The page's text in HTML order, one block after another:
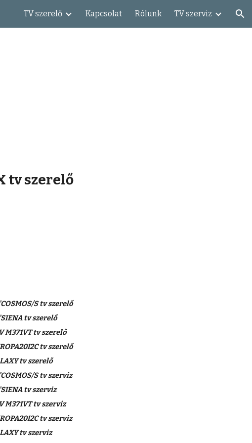
navigationTV szerelő Kapcsolat Rólunk TV szerviz
tv szerelő
S tv szerelő
tv szerelő
M371VT tv szerelő
tv szerelő
tv szerelő
S tv szerviz
tv szerviz
M371VT tv szerviz
tv szerviz
tv szerviz